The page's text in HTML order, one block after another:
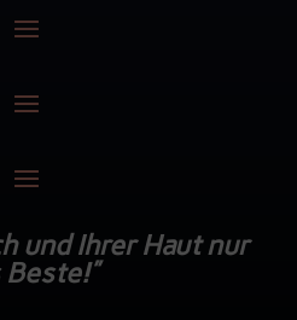
und Ihrer Haut nur
Beste!”